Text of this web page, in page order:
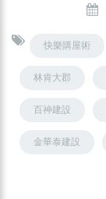
快樂購屋術
林肯大郡
百神建設
金華泰建設